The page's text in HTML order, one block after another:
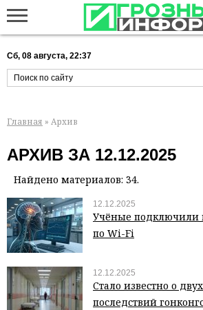
Сб, 08 августа, 22:37
Главная » Архив
АРХИВ ЗА 12.12.2025
Найдено материалов: 34.
12.12.2025
Учёные подключили
по Wi-Fi
12.12.2025
Стало известно о
последствий